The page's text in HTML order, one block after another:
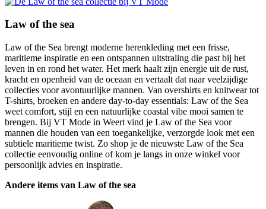
Law of the sea
Law of the Sea brengt moderne herenkleding met een frisse,
maritieme inspiratie en een ontspannen uitstraling die past bij het
leven in en rond het water. Het merk haalt zijn energie uit de rust,
kracht en openheid van de oceaan en vertaalt dat naar veelzijdige
collecties voor avontuurlijke mannen. Van overshirts en knitwear tot
T-shirts, broeken en andere day-to-day essentials: Law of the Sea
weet comfort, stijl en een natuurlijke coastal vibe mooi samen te
brengen. Bij VT Mode in Weert vind je Law of the Sea voor
mannen die houden van een toegankelijke, verzorgde look met een
subtiele maritieme twist. Zo shop je de nieuwste Law of the Sea
collectie eenvoudig online of kom je langs in onze winkel voor
persoonlijk advies en inspiratie.
Andere items van Law of the sea